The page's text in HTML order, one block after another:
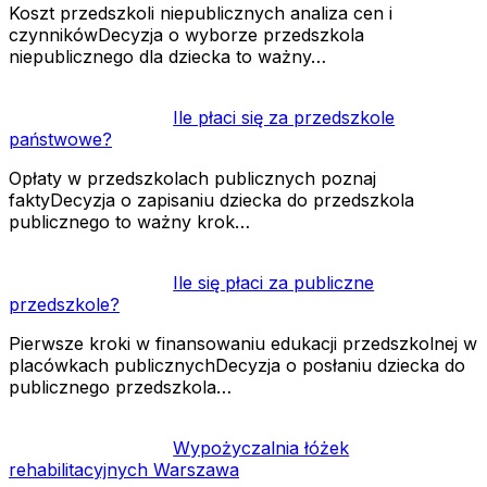
Koszt przedszkoli niepublicznych analiza cen i
czynnikówDecyzja o wyborze przedszkola
niepublicznego dla dziecka to ważny…
Ile płaci się za przedszkole
państwowe?
Opłaty w przedszkolach publicznych poznaj
faktyDecyzja o zapisaniu dziecka do przedszkola
publicznego to ważny krok…
Ile się płaci za publiczne
przedszkole?
Pierwsze kroki w finansowaniu edukacji przedszkolnej w
placówkach publicznychDecyzja o posłaniu dziecka do
publicznego przedszkola…
Wypożyczalnia łóżek
rehabilitacyjnych Warszawa